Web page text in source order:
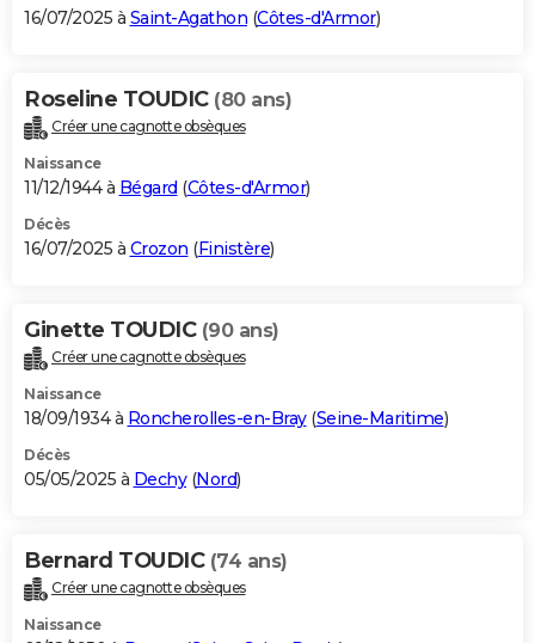
16/07/2025 à Saint-Agathon (Côtes-d'Armor)
Roseline TOUDIC (80 ans)
Créer une cagnotte obsèques
Naissance
11/12/1944 à Bégard (Côtes-d'Armor)
Décès
16/07/2025 à Crozon (Finistère)
Ginette TOUDIC (90 ans)
Créer une cagnotte obsèques
Naissance
18/09/1934 à Roncherolles-en-Bray(Seine-Maritime)
Décès
05/05/2025 à Dechy(Nord)
Bernard TOUDIC (74 ans)
Créer une cagnotte obsèques
Naissance